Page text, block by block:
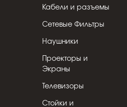
Кабели и разъемы
Сетевые Фильтры
Наушники
Проекторы и
Экраны
Телевизоры
Стойки и